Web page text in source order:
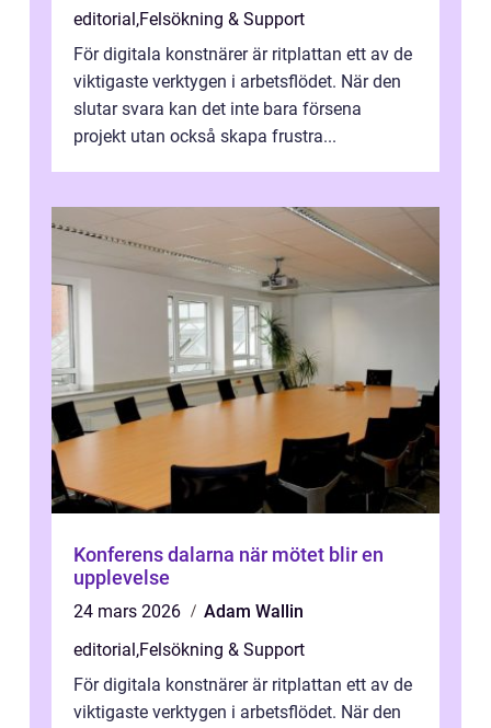
editorial,Felsökning & Support
För digitala konstnärer är ritplattan ett av de
viktigaste verktygen i arbetsflödet. När den
slutar svara kan det inte bara försena
projekt utan också skapa frustra...
Konferens dalarna när mötet blir en
upplevelse
24 mars 2026
Adam Wallin
editorial,Felsökning & Support
För digitala konstnärer är ritplattan ett av de
viktigaste verktygen i arbetsflödet. När den